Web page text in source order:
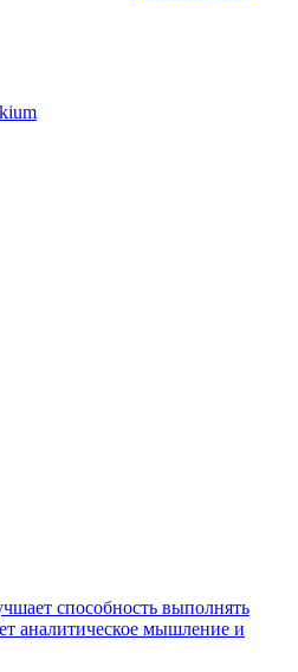
способность выполнять
аналитическое мышление и